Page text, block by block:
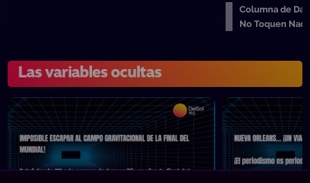
Columna de
No Toquen
Las variables ocultas